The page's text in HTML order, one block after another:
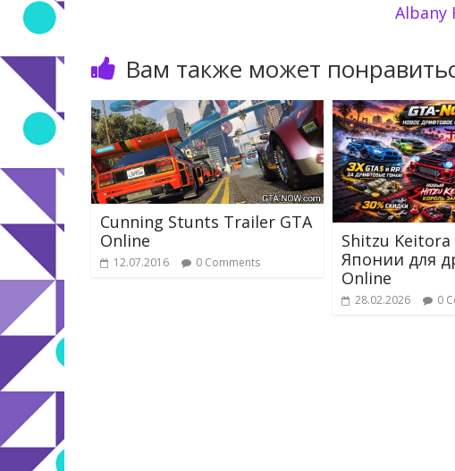
Albany
Вам также может
Cunning Stunts Trailer GTA
Online
12.07.2016 0 Comments
Shitzu
Японии для
Online
28.02.2026 0